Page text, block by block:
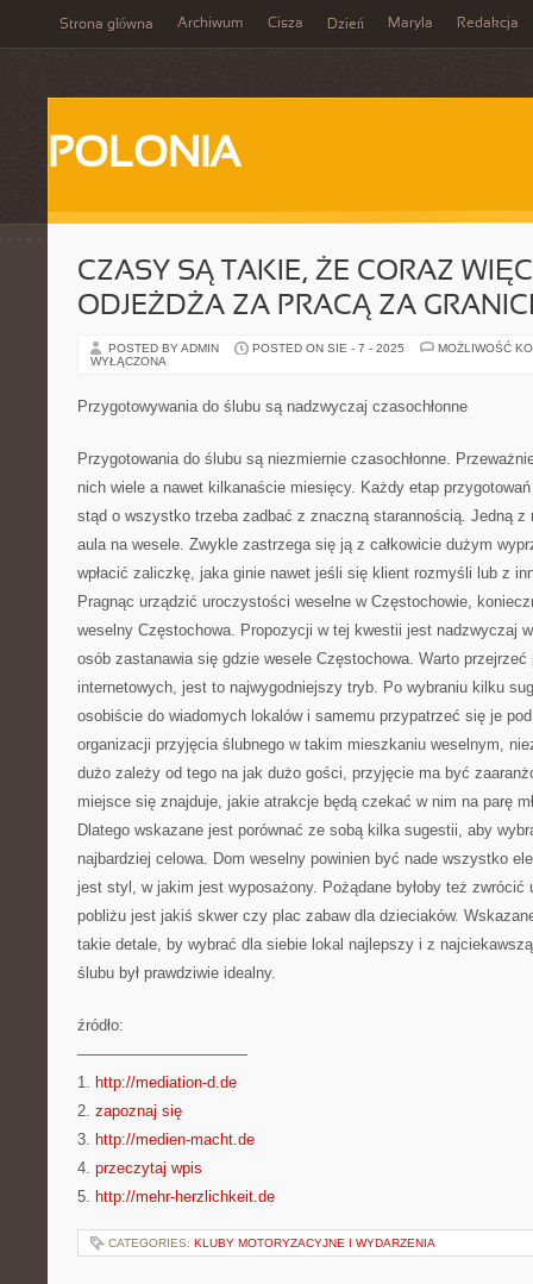
Strona główna Archiwum Cisza Dzień Maryla Redakcja
POLONIA
CZASY SĄ TAKIE, ŻE CORAZ
ODJEŻDŻA ZA PRACĄ ZA
POSTED BY ADMIN POSTED ON SIE - 7 - 2025
MOŻLIWOŚĆ
WYŁĄCZONA
Przygotowywania do ślubu są nadzwyczaj czasochłonne
Przygotowania do ślubu są niezmiernie czasochłonne.
nich wiele a nawet kilkanaście miesięcy. Każdy etap
stąd o wszystko trzeba zadbać z znaczną starannością. Jedną
aula na wesele. Zwykle zastrzega się ją z całkowicie dużym
wpłacić zaliczkę, jaka ginie nawet jeśli się klient rozmyśli lub z
Pragnąc urządzić uroczystości weselne w Częstochowie,
weselny Częstochowa. Propozycji w tej kwestii jest nadzwyczaj
osób zastanawia się gdzie wesele Częstochowa. Warto
internetowych, jest to najwygodniejszy tryb. Po wybraniu kilku
osobiście do wiadomych lokalów i samemu przypatrzeć się je
organizacji przyjęcia ślubnego w takim mieszkaniu weselnym,
dużo zależy od tego na jak dużo gości, przyjęcie ma być
miejsce się znajduje, jakie atrakcje będą czekać w nim na parę
Dlatego wskazane jest porównać ze sobą kilka sugestii, aby
najbardziej celowa. Dom weselny powinien być nade wszystko
jest styl, w jakim jest wyposażony. Pożądane byłoby też zwrócić
pobliżu jest jakiś skwer czy plac zabaw dla dzieciaków.
takie detale, by wybrać dla siebie lokal najlepszy i z
ślubu był prawdziwie idealny.
źródło:
———————————
1. http://mediation-d.de
2. zapoznaj się
3. http://medien-macht.de
4. przeczytaj wpis
5. http://mehr-herzlichkeit.de
CATEGORIES: KLUBY MOTORYZACYJNE I WYDARZENIA